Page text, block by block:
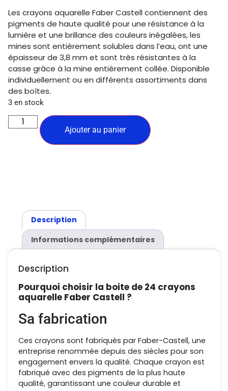
Les crayons aquarelle Faber Castell contiennent des
pigments de haute qualité pour une résistance à la
lumière et une brillance des couleurs inégalées, les
mines sont entièrement solubles dans l’eau, ont une
épaisseur de 3,8 mm et sont très résistantes à la
casse grâce à la mine entièrement collée. Disponible
individuellement ou en différents assortiments dans
des boîtes.
3 en stock
Ajouter au panier
Description
Informations complémentaires
Description
Pourquoi choisir la boite de 24 crayons
aquarelle Faber Castell ?
Sa fabrication
Ces crayons sont fabriqués par Faber-Castell, une
entreprise renommée depuis des siècles pour son
engagement envers la qualité. Chaque crayon est
fabriqué avec des pigments de la plus haute
qualité, garantissant une couleur durable et